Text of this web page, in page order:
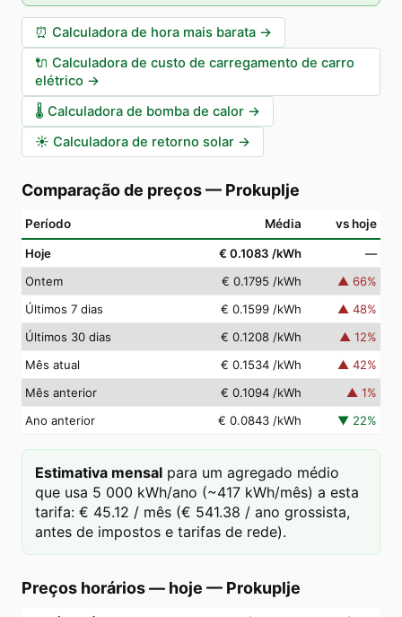
⏰ Calculadora de hora mais barata →
🔌 Calculadora de custo de carregamento de carro
elétrico →
🌡️ Calculadora de bomba de calor →
☀️ Calculadora de retorno solar →
Comparação de preços— Prokuplje
Período Média vs hoje
Hoje € 0.1083 /kWh
—
Ontem
€ 0.1795 /kWh ▲ 66%
Últimos 7 dias
€ 0.1599 /kWh ▲ 48%
Últimos 30 dias
€ 0.1208 /kWh ▲ 12%
Mês atual
€ 0.1534 /kWh ▲ 42%
Mês anterior
€ 0.1094 /kWh ▲ 1%
Ano anterior
€ 0.0843 /kWh ▼ 22%
Estimativa mensal para um agregado médio
que usa 5 000 kWh/ano (~417 kWh/mês) a esta
tarifa: € 45.12 / mês (€ 541.38 / ano grossista,
antes de impostos e tarifas de rede).
Preços horários — hoje — Prokuplje